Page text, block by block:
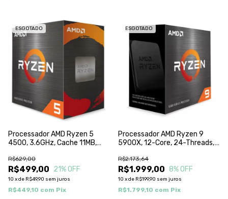
ESGOTADO
Processador AMD Ryzen 5
4500, 3.6GHz, Cache 11MB,
100100000644BOX
R$499,00
R$629,00
21% OFF
10 xde R$49,90 sem juros
R$449,10 com Pix
ESGOTADO
Processador AMD Ryzen 9
5900X, 12-Core, 24-Threads,
70Mb, AM4, 100-
100000061WOF
R$1.999,00
R$2.173,64
8% OFF
10 xde R$199,90 sem juros
R$1.799,10 com Pix